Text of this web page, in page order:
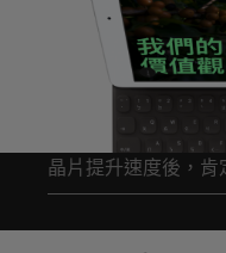
晶片提升速度後，